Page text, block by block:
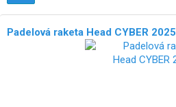
Padelová raketa Head CYBER 2025